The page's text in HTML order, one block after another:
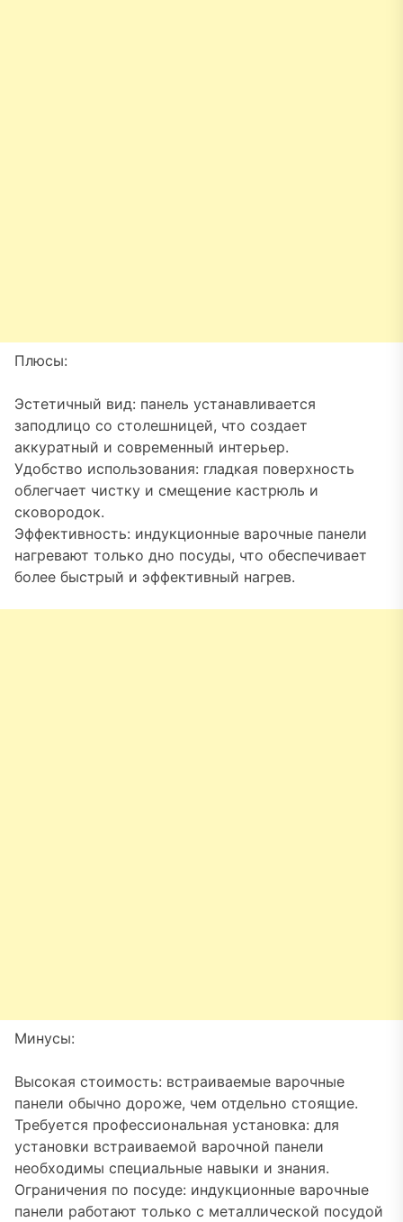
Плюсы:
Эстетичный вид: панель устанавливается
заподлицо со столешницей, что создает
аккуратный и современный интерьер.
Удобство использования: гладкая поверхность
облегчает чистку и смещение кастрюль и
сковородок.
Эффективность: индукционные варочные панели
нагревают только дно посуды, что обеспечивает
более быстрый и эффективный нагрев.
Минусы:
Высокая стоимость: встраиваемые варочные
панели обычно дороже, чем отдельно стоящие.
Требуется профессиональная установка: для
установки встраиваемой варочной панели
необходимы специальные навыки и знания.
Ограничения по посуде: индукционные варочные
панели работают только с металлической посудой